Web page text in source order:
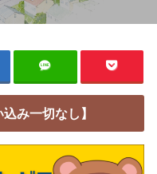
み一切なし】